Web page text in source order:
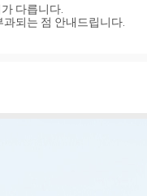
다릅니다.
되는 점 안내드립니다.